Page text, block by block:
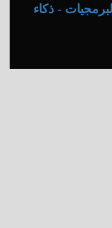
- ذكاء